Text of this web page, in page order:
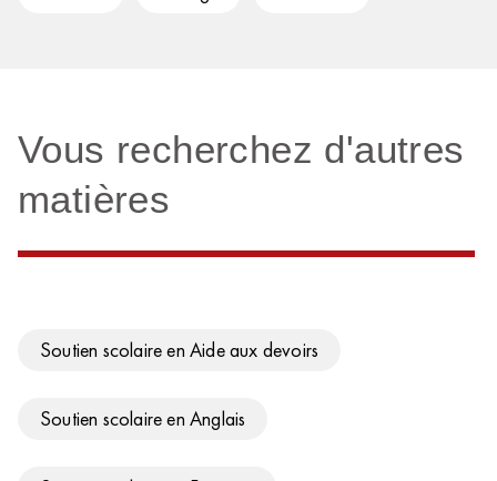
Vous recherchez d'autres
matières
Soutien scolaire en Aide aux devoirs
Soutien scolaire en Anglais